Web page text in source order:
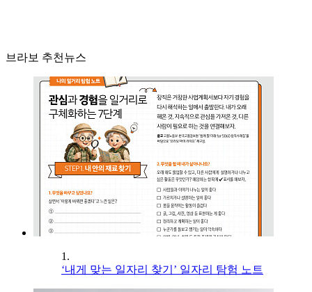
브라보 추천뉴스
1.
‘내게 맞는 일자리 찾기’ 일자리 탐험 노트